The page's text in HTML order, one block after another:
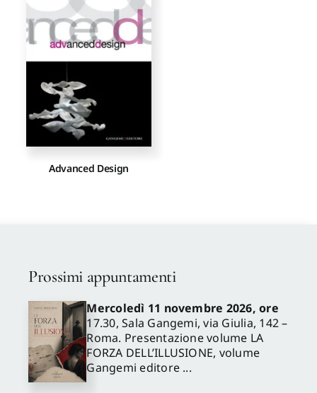
Proposte di pubblicazione
Gangemi Editore
Newsletter
Advanced Design
Prossimi appuntamenti
Mercoledì 11 novembre 2026, ore
17.30, Sala Gangemi, via Giulia, 142 –
Roma. Presentazione volume LA
FORZA DELL’ILLUSIONE, volume
Gangemi editore ...